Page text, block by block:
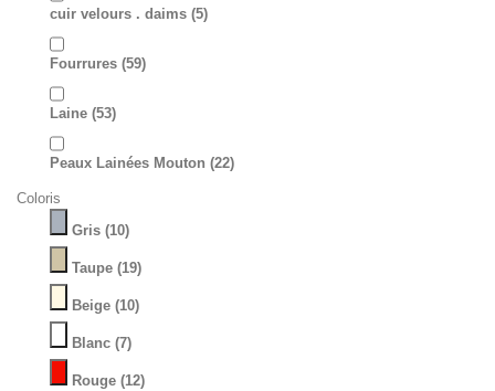
cuir velours . daims (5)
Fourrures (59)
Laine (53)
Peaux Lainées Mouton (22)
Coloris
Gris (10)
Taupe (19)
Beige (10)
Blanc (7)
Rouge (12)